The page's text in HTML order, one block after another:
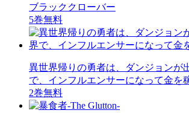
ブラッククローバー
5巻無料
異世界帰りの勇者は、ダンジョンが
で、インフルエンサーになって金を
2巻無料